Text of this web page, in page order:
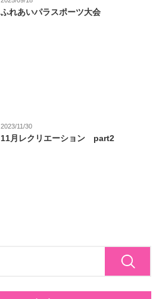
ふれあいパラスポーツ大会
2023/11/30
11月レクリエーション part2